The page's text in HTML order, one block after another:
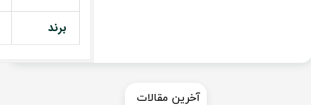
برند
​​آخرین مقالات